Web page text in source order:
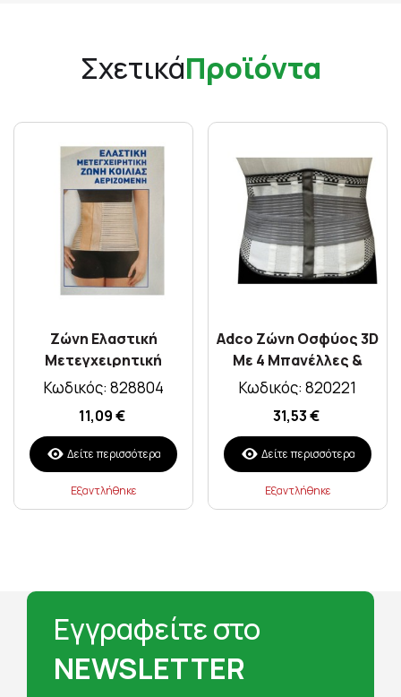
ΣχετικάΠροϊόντα
Ζώνη Ελαστική
Μετεγχειρητική
Κοιλίας Αεριζόμενη
Υψος 22cm
Κωδικός: 828804
11,09 €
Δείτε περισσότερα
Εξαντλήθηκε
Adco Ζώνη Οσφύος 3D
Με 4 Μπανέλλες &
Δέστρες Xxxlarge
Κωδικός: 820221
31,53 €
Δείτε περισσότερα
Εξαντλήθηκε
Εγγραφείτε στο
NEWSLETTER